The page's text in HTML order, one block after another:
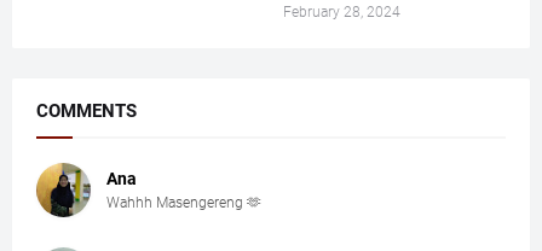
February 28, 2024
COMMENTS
Ana
Wahhh Masengereng 🫶